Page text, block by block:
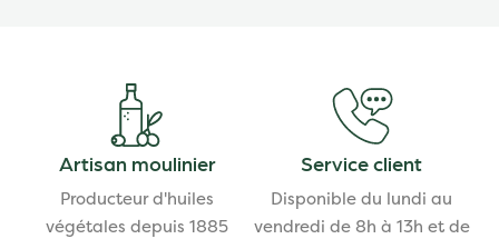
Artisan moulinier
Producteur d'huiles
végétales depuis 1885
Service client
Disponible du lundi au
vendredi de 8h à 13h et de